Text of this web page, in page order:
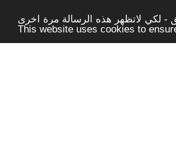
- لكي لاتظهر هذه الرسالة مرة اخرى -
This website uses cookies to